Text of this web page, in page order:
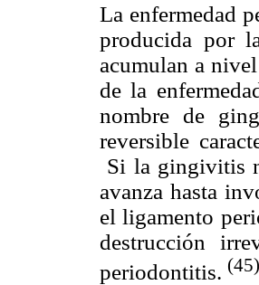
La enfermedad
producida por
acumulan a
de la
nombre de
reversible
Si la gingivitis
avanza hasta
el ligamento
destrucción
periodontitis. (45)